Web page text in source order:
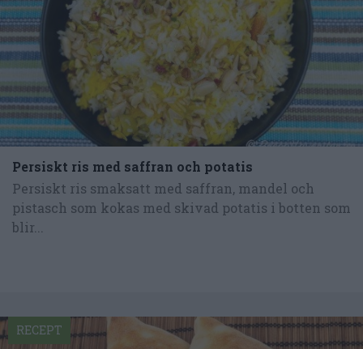
Persiskt ris med saffran och potatis
Persiskt ris smaksatt med saffran, mandel och
pistasch som kokas med skivad potatis i botten som
blir...
RECEPT